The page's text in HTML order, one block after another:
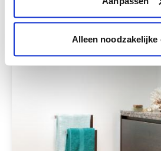
Alleen noodzakelijke